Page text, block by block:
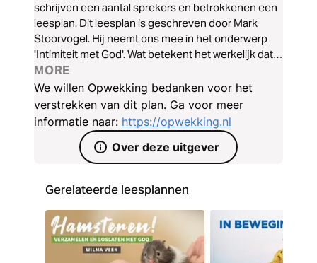
schrijven een aantal sprekers en betrokkenen een
leesplan. Dit leesplan is geschreven door Mark
Stoorvogel. Hij neemt ons mee in het onderwerp
'Intimiteit met God'. Wat betekent het werkelijk dat
God jou volledig ziet en kent.
MORE
We willen Opwekking bedanken voor het
verstrekken van dit plan. Ga voor meer
informatie naar: https://opwekking.nl
Over deze uitgever
Gerelateerde leesplannen